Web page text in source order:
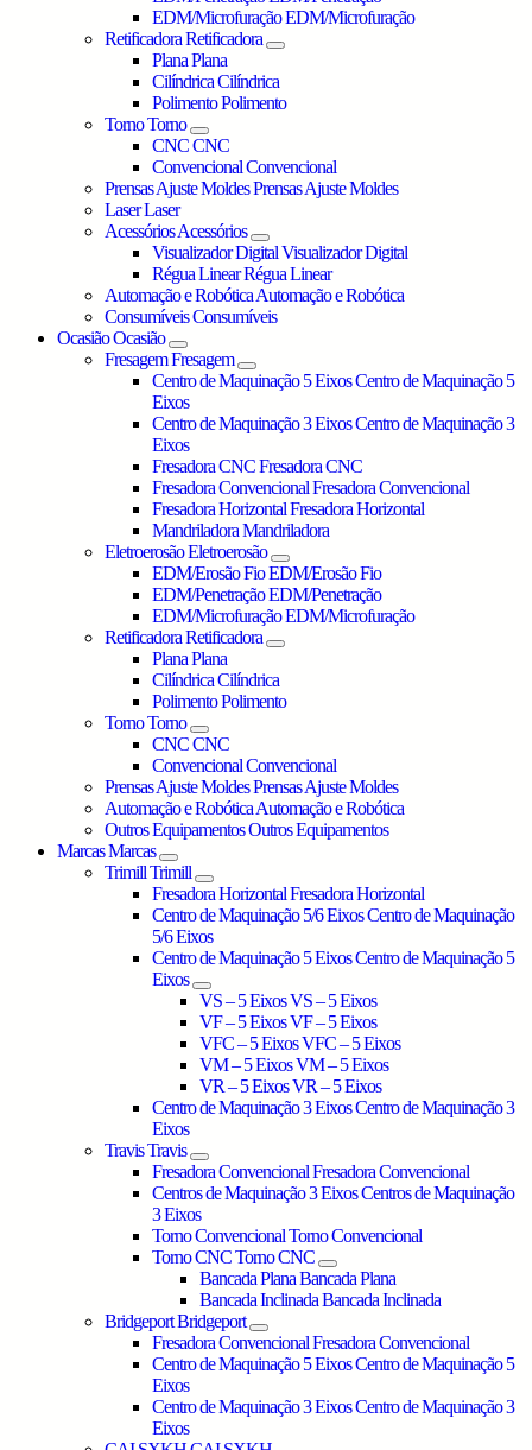
EDM/MicrofuraçãoEDM/Microfuração
RetificadoraRetificadora
PlanaPlana
CilíndricaCilíndrica
PolimentoPolimento
TornoTorno
CNCCNC
ConvencionalConvencional
Prensas Ajuste MoldesPrensas Ajuste Moldes
LaserLaser
AcessóriosAcessórios
Visualizador DigitalVisualizador Digital
Régua LinearRégua Linear
Automação e RobóticaAutomação e Robótica
ConsumíveisConsumíveis
OcasiãoOcasião
FresagemFresagem
Centro de Maquinação 5 EixosCentro de Maquinação 5
Eixos
Centro de Maquinação 3 EixosCentro de Maquinação 3
Eixos
Fresadora CNCFresadora CNC
Fresadora ConvencionalFresadora Convencional
Fresadora HorizontalFresadora Horizontal
MandriladoraMandriladora
EletroerosãoEletroerosão
EDM/Erosão FioEDM/Erosão Fio
EDM/PenetraçãoEDM/Penetração
EDM/MicrofuraçãoEDM/Microfuração
RetificadoraRetificadora
PlanaPlana
CilíndricaCilíndrica
PolimentoPolimento
TornoTorno
CNCCNC
ConvencionalConvencional
Prensas Ajuste MoldesPrensas Ajuste Moldes
Automação e RobóticaAutomação e Robótica
Outros EquipamentosOutros Equipamentos
MarcasMarcas
TrimillTrimill
Fresadora HorizontalFresadora Horizontal
Centro de Maquinação 5/6 EixosCentro de Maquinação
5/6 Eixos
Centro de Maquinação 5 EixosCentro de Maquinação 5
Eixos
VS – 5 EixosVS – 5 Eixos
VF – 5 EixosVF – 5 Eixos
VFC – 5 EixosVFC – 5 Eixos
VM – 5 EixosVM – 5 Eixos
VR – 5 EixosVR – 5 Eixos
Centro de Maquinação 3 EixosCentro de Maquinação 3
Eixos
TravisTravis
Fresadora ConvencionalFresadora Convencional
Centros de Maquinação 3 EixosCentros de Maquinação
3 Eixos
Torno ConvencionalTorno Convencional
Torno CNCTorno CNC
Bancada PlanaBancada Plana
Bancada InclinadaBancada Inclinada
BridgeportBridgeport
Fresadora ConvencionalFresadora Convencional
Centro de Maquinação 5 EixosCentro de Maquinação 5
Eixos
Centro de Maquinação 3 EixosCentro de Maquinação 3
Eixos